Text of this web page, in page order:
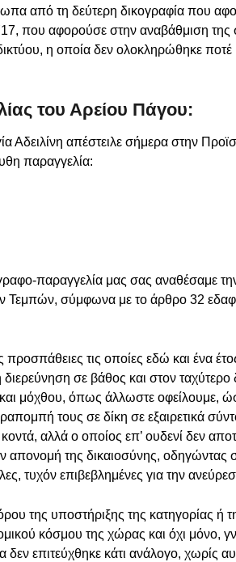
από τη δεύτερη δικογραφία που
που αφορούσε στην αναβάθμιση της
η οποία δεν ολοκληρώθηκε ποτέ
του Αρείου Πάγου:
Αδειλίνη απέστειλε σήμερα στην
παραγγελία:
παραγγελία μας σας αναθέσαμε
Τεμπών, σύμφωνα με το άρθρο 32
τις οποίες εδώ και ένα
διερεύνηση σε βάθος και στον
μόχθου, όπως άλλωστε οφείλουμε,
τους σε δίκη σε εξαιρετικά
αλλά ο οποίος επ’ ουδενί δεν
απονομή της δικαιοσύνης, οδηγώντας
τυχόν επιβεβλημένες για την
της υποστήριξης της κατηγορίας ή
κόσμου της χώρας και όχι μόνο,
δεν επιτεύχθηκε κάτι ανάλογο, χωρίς